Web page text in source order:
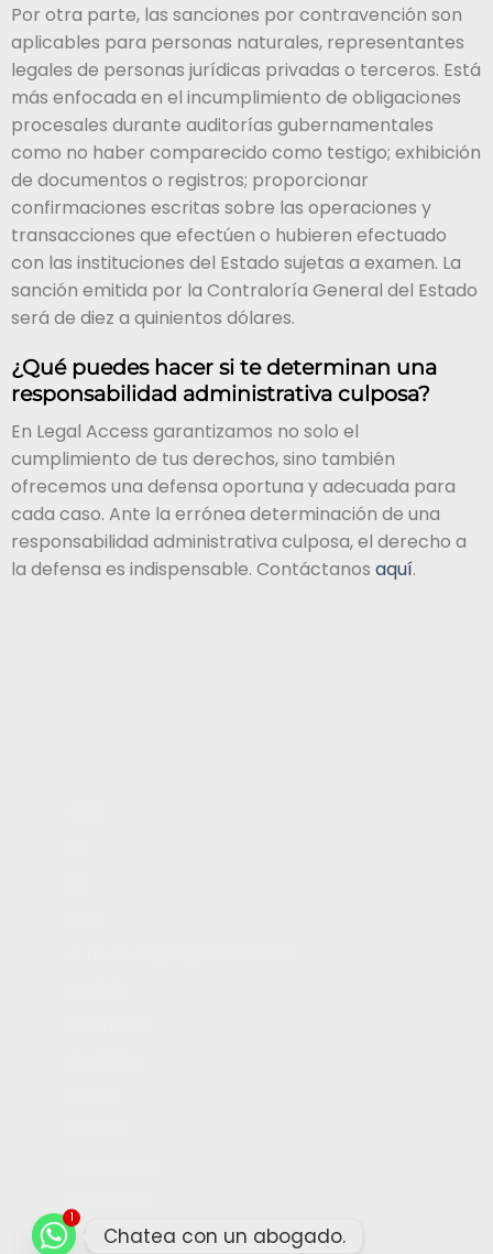
Por otra parte, las sanciones por contravención son
aplicables para personas naturales, representantes
legales de personas jurídicas privadas o terceros. Está
más enfocada en el incumplimiento de obligaciones
procesales durante auditorías gubernamentales
como no haber comparecido como testigo; exhibición
de documentos o registros; proporcionar
confirmaciones escritas sobre las operaciones y
transacciones que efectúen o hubieren efectuado
con las instituciones del Estado sujetas a examen. La
sanción emitida por la Contraloría General del Estado
será de diez a quinientos dólares.
¿Qué puedes hacer si te determinan una
responsabilidad administrativa culposa?
En Legal Access garantizamos no solo el
cumplimiento de tus derechos, sino también
ofrecemos una defensa oportuna y adecuada para
cada caso. Ante la errónea determinación de una
responsabilidad administrativa culposa, el derecho a
la defensa es indispensable. Contáctanos aquí.
1
Chatea con un abogado.